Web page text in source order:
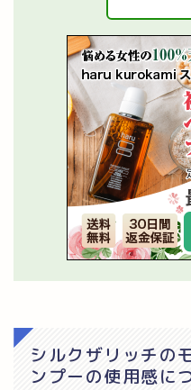
シルクザリッチの
ンプーの使用感に